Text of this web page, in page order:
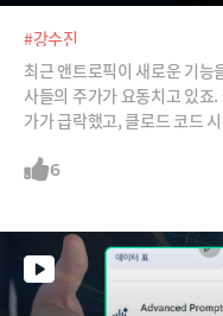
#강수진
최근 앤트로픽이 새로운 기능
사들의 주가가 요동치고 있
가가 급락했고, 클로드 코드
우면서 위기라는 평가도 있지
는 번번이 틀리는 것인데요,
니 대표가 클로드의 강점과
6